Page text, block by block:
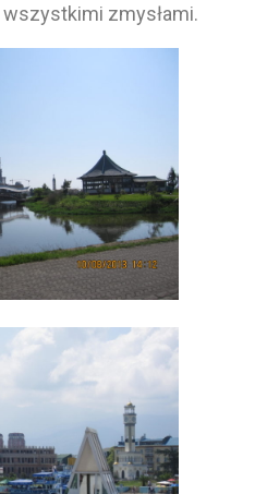
zmysłami.